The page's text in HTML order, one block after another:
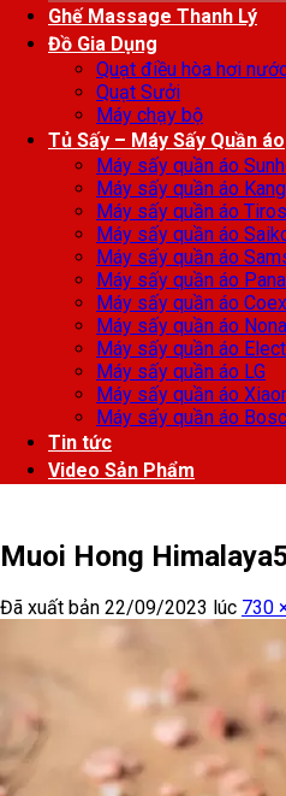
Ghế Massage Thanh Lý
Đồ Gia Dụng
Quạt điều hòa hơi
Quạt Sưởi
Máy chạy bộ
Tủ Sấy – Máy Sấy Quần áo
Máy sấy quần áo
Máy sấy quần áo
Máy sấy quần áo
Máy sấy quần áo
Máy sấy quần áo
Máy sấy quần áo
Máy sấy quần áo Coex
Máy sấy quần áo
Máy sấy quần áo
Máy sấy quần áo LG
Máy sấy quần áo
Máy sấy quần áo
Tin tức
Video Sản Phẩm
Muoi Hong
Đã xuất bản 22/09/2023 lúc 730